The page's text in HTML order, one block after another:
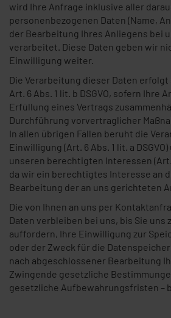
wird Ihre Anfrage inklusive aller
personenbezogenen Daten (Name,
der Bearbeitung Ihres Anliegens bei
verarbeitet. Diese Daten geben wir
Einwilligung weiter.
Die Verarbeitung dieser Daten erfolgt
Art. 6 Abs. 1 lit. b DSGVO, sofern Ihre
Erfüllung eines Vertrags
Durchführung vorvertraglicher
In allen übrigen Fällen beruht die
Einwilligung (Art. 6 Abs. 1 lit. a
unseren berechtigten Interessen (Art.
da wir ein berechtigtes Interesse an
Bearbeitung der an uns gerichteten
Die von Ihnen an uns per
Daten verbleiben bei uns, bis Sie uns
auffordern, Ihre Einwilligung zur
oder der Zweck für die
nach abgeschlossener Bearbeitung
Zwingende gesetzliche
gesetzliche Aufbewahrungsfristen –